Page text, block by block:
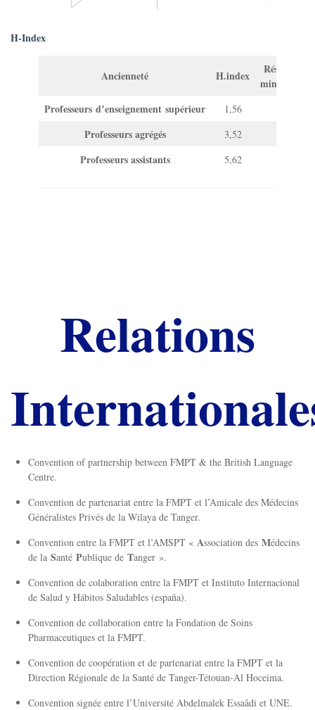
H-Index
Ancienneté H.index
Résultat
minimum
Professeurs d’enseignement supérieur
1,56
Professeurs agrégés 3,52
Professeurs assistants 5,62
Relations
Convention of partnership between FMPT & the British Language
Centre.
Convention de partenariat entre la FMPT et l’Amicale des Médecins
Généralistes Privés de la Wilaya de Tanger.
Convention entre la FMPT et l’AMSPT « Association des Médecins
de la Santé Publique de Tanger ».
Convention de colaboration entre la FMPT et Instituto Internacional
de Salud y Hábitos Saludables (españa).
Convention de collaboration entre la Fondation de Soins
Pharmaceutiques et la FMPT.
Convention de coopération et de partenariat entre la FMPT et la
Direction Régionale de la Santé de Tanger-Tétouan-Al Hoceima.
Convention signée entre l’Université Abdelmalek Essaâdi et UNE.